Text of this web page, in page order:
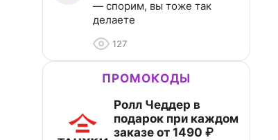
— спорим, вы тоже так
делаете
127
ПРОМОКОДЫ
Ролл Чеддер в
подарок при каждом
заказе от 1490 ₽